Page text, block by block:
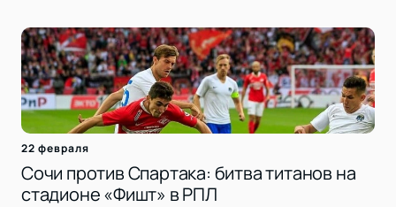
22 февраля
Сочи против Спартака: битва титанов на
стадионе «Фишт» в РПЛ